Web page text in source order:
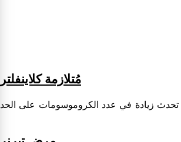
مُتلازمة كلاينفلتر
تحدث زيادة في عدد الكروموسومات على الحد